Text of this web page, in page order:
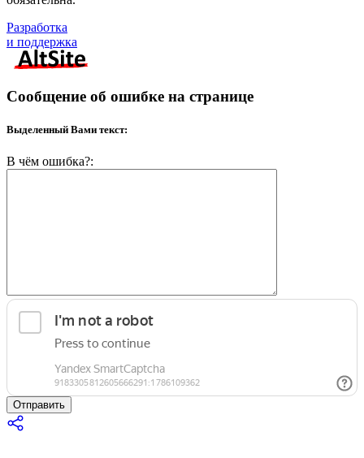
Разработка
и поддержка
Сообщение об ошибке на странице
Выделенный Вами текст:
В чём ошибка?:
Отправить